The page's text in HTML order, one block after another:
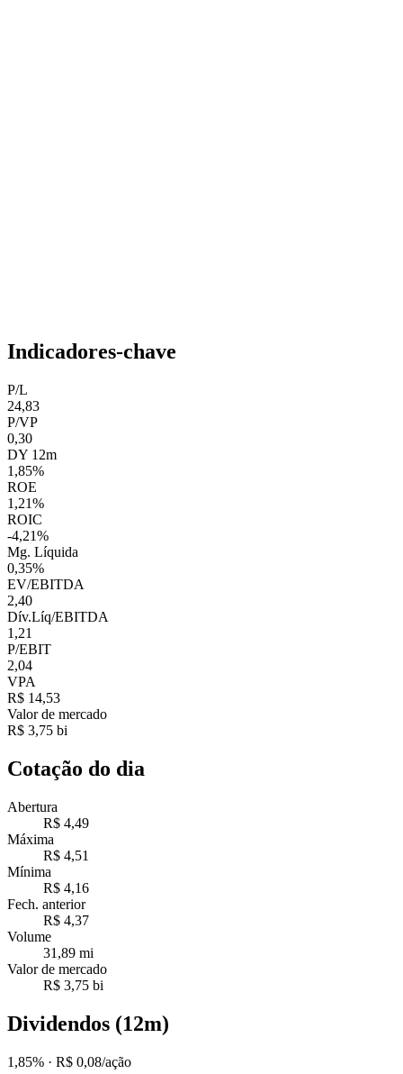
Indicadores-chave
P/L
24,83
P/VP
0,30
DY 12m
1,85%
ROE
1,21%
ROIC
-4,21%
Mg. Líquida
0,35%
EV/EBITDA
2,40
Dív.Líq/EBITDA
1,21
P/EBIT
2,04
VPA
R$ 14,53
Valor de mercado
R$ 3,75 bi
Cotação do dia
Abertura
R$ 4,49
Máxima
R$ 4,51
Mínima
R$ 4,16
Fech. anterior
R$ 4,37
Volume
31,89 mi
Valor de mercado
R$ 3,75 bi
Dividendos (12m)
1,85% · R$ 0,08/ação